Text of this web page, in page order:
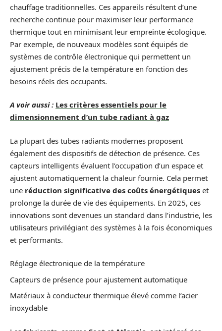
chauffage traditionnelles. Ces appareils résultent d’une
recherche continue pour maximiser leur performance
thermique tout en minimisant leur empreinte écologique.
Par exemple, de nouveaux modèles sont équipés de
systèmes de contrôle électronique qui permettent un
ajustement précis de la température en fonction des
besoins réels des occupants.
A voir aussi : Les critères essentiels pour le
dimensionnement d’un tube radiant à gaz
La plupart des tubes radiants modernes proposent
également des dispositifs de détection de présence. Ces
capteurs intelligents évaluent l’occupation d’un espace et
ajustent automatiquement la chaleur fournie. Cela permet
une réduction significative des coûts énergétiques et
prolonge la durée de vie des équipements. En 2025, ces
innovations sont devenues un standard dans l’industrie, les
utilisateurs privilégiant des systèmes à la fois économiques
et performants.
Réglage électronique de la température
Capteurs de présence pour ajustement automatique
Matériaux à conducteur thermique élevé comme l’acier
inoxydable